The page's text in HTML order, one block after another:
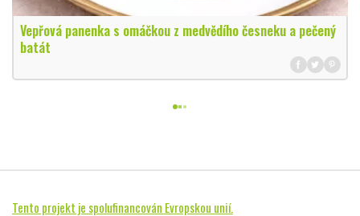
Vepřová panenka s omáčkou z medvědího česneku a pečený
batát
Tento projekt je spolufinancován Evropskou unií.